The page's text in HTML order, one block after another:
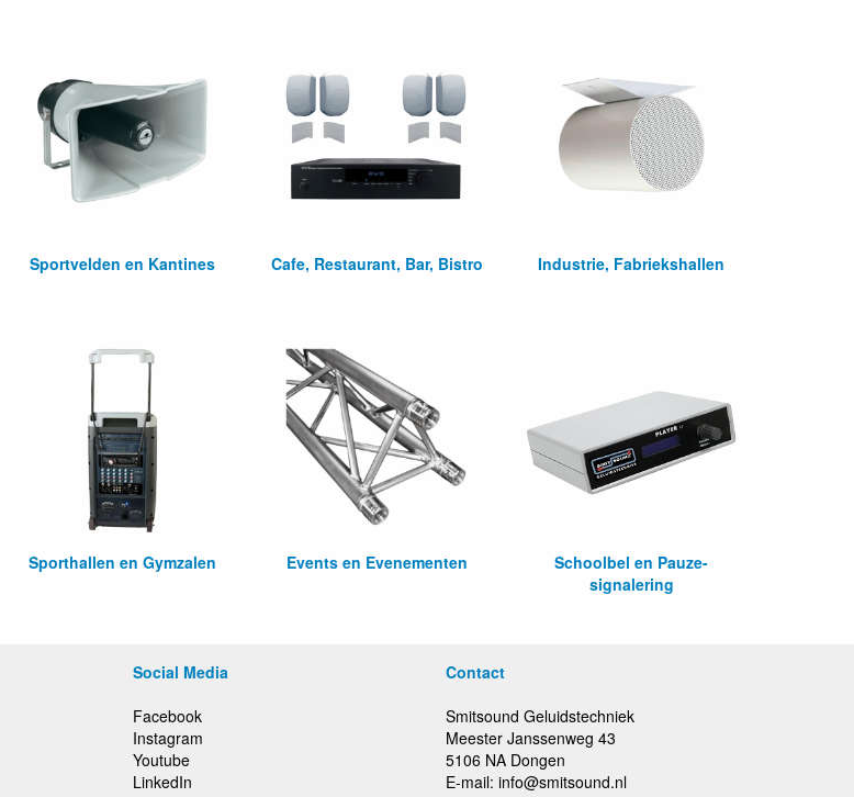
Sportvelden en Kantines Cafe, Restaurant, Bar, Bistro Industrie, Fabriekshallen
Sporthallen en Gymzalen Events en Evenementen
Schoolbel en Pauze-
signalering
Social Media
Facebook
Instagram
Youtube
LinkedIn
Contact
Smitsound Geluidstechniek
Meester Janssenweg 43
5106 NA Dongen
E-mail: info@smitsound.nl